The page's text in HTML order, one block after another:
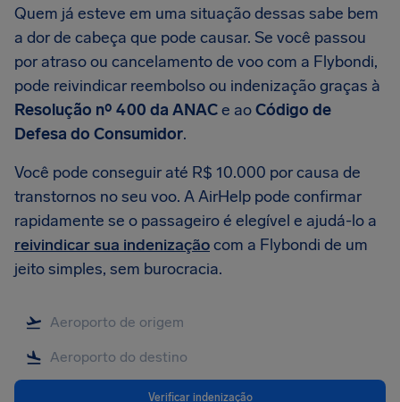
Quem já esteve em uma situação dessas sabe bem
a dor de cabeça que pode causar. Se você passou
por atraso ou cancelamento de voo com a Flybondi,
pode reivindicar reembolso ou indenização graças à
Resolução nº 400 da ANACe aoCódigo de
Defesa do Consumidor.
Você pode conseguir até R$ 10.000 por causa de
transtornos no seu voo. A AirHelp pode confirmar
rapidamente se o passageiro é elegível e ajudá-lo a
reivindicar sua indenizaçãocom a Flybondi de um
jeito simples, sem burocracia.
Verificar indenização